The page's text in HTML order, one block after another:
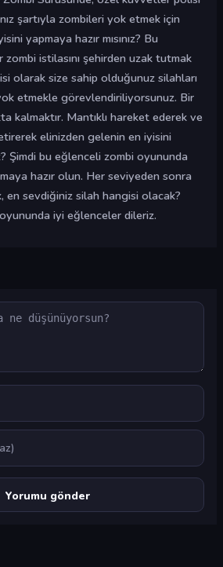
şartıyla zombileri yok etmek için
yapmaya hazır mısınız? Bu
istilasını şehirden uzak tutmak
olarak size sahip olduğunuz silahları
etmekle görevlendiriliyorsunuz. Bir
kalmaktır. Mantıklı hareket ederek ve
elinizden gelenin en iyisini
Şimdi bu eğlenceli zombi oyununda
hazır olun. Her seviyeden sonra
en sevdiğiniz silah hangisi olacak?
iyi eğlenceler dileriz.